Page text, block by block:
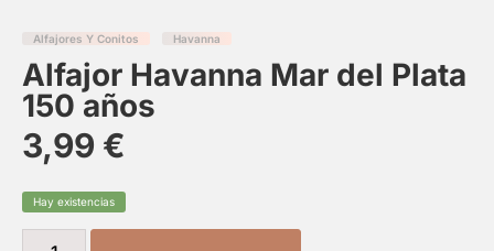
Alfajores Y Conitos Havanna
Alfajor Havanna Mar del Plata
150 años
3,99 €
Hay existencias